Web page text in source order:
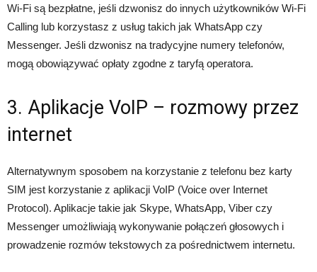
Wi-Fi są bezpłatne, jeśli dzwonisz do innych użytkowników Wi-Fi
Calling lub korzystasz z usług takich jak WhatsApp czy
Messenger. Jeśli dzwonisz na tradycyjne numery telefonów,
mogą obowiązywać opłaty zgodne z taryfą operatora.
3. Aplikacje VoIP – rozmowy przez
internet
Alternatywnym sposobem na korzystanie z telefonu bez karty
SIM jest korzystanie z aplikacji VoIP (Voice over Internet
Protocol). Aplikacje takie jak Skype, WhatsApp, Viber czy
Messenger umożliwiają wykonywanie połączeń głosowych i
prowadzenie rozmów tekstowych za pośrednictwem internetu.